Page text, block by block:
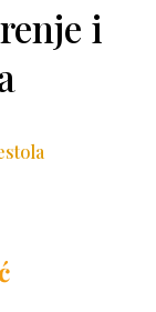
i